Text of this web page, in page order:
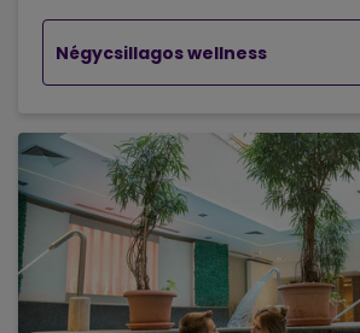
Négycsillagos wellness